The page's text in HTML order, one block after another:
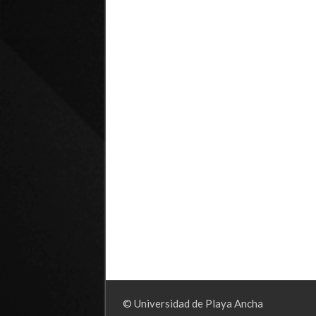
© Universidad de Playa Ancha